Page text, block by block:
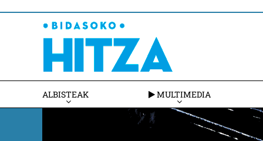
ALBISTEAK MULTIMEDIA